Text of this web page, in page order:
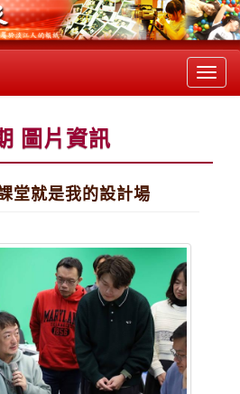
圖片資訊
堂就是我的設計場